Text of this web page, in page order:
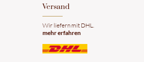
​Versand
​Wir liefern mit DHL.
mehr erfahren